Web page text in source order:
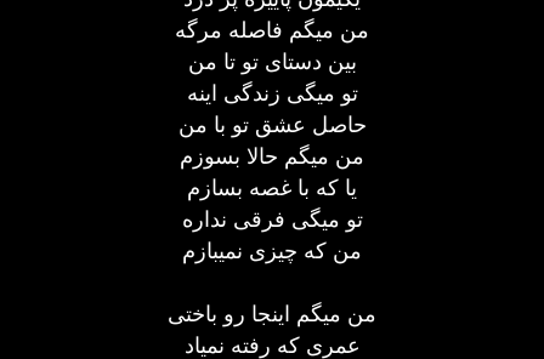
من میگم فاصله مرگه
بین دستای تو تا من
تو میگی زندگی اینه
حاصل عشق تو با من
من میگم حالا بسوزم
یا که با غصه بسازم
تو میگی فرقی نداره
من که چیزی نمیبازم
من میگم اینجا رو باختی
عمری که رفته نمیاد